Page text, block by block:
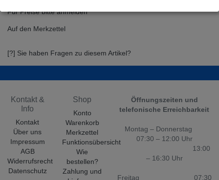
Für Preise bitte anmelden
Auf den Merkzettel
[?] Sie haben Fragen zu diesem Artikel?
Kontakt &
Info
Kontakt
Über uns
Impressum
AGB
Widerrufsrecht
Datenschutz
Shop
Konto
Warenkorb
Merkzettel
Funktionsübersicht
Wie
bestellen?
Zahlung und
Öffnungszeiten und
telefonische Erreichbarkeit
Montag – Donnerstag
07:30 – 12:00 Uhr
13:00
– 16:30 Uhr
Freitag 07:30